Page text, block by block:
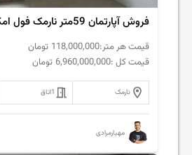
فروش آپارتمان 59متر نارمک فول امکانات
قیمت هر متر:118,000,000 تومان
قیمت کل :6,960,000,000 تومان
نارمک 1اتاق
مهیارمرادی